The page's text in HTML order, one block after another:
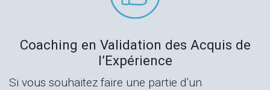
Coaching en Validation des Acquis de
l’Expérience
Si vous souhaitez faire une partie d’un